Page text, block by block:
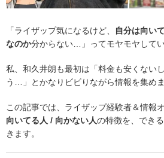
「ライザップ気になるけど、
自分は向い
なのか分からない…」ってモヤモヤして
私、和久井朗も最初は「料金も安くない
う…」とかなりビビりながら情報を集め
この記事では、ライザップ経験者＆情報
向いてる人 / 向かない人の特徴を、でき
きます。